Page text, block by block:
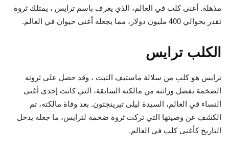
مذهلة. أغنى كلب في العالم، الذي يعرف باسم ترايس ، يمتلك ثروة
تقدر بحوالي 400 مليون دولار، مما يجعله أغنى حيوان في العالم.
الكلب ترايس
ترايس هو كلب من سلالة ماستيف التبت ، وقد حصل على ثروته
الضخمة بفضل وراثته من مالكته السابقة، التي كانت إحدى أغنى
النساء في العالم، السيدة ليلى تيرينجتون. بعد وفاة مالكته، تم
الكشف عن وصيتها التي تركت ثروة ضخمة لترايس، ما جعله يدخل
التاريخ كأغنى كلب في العالم.